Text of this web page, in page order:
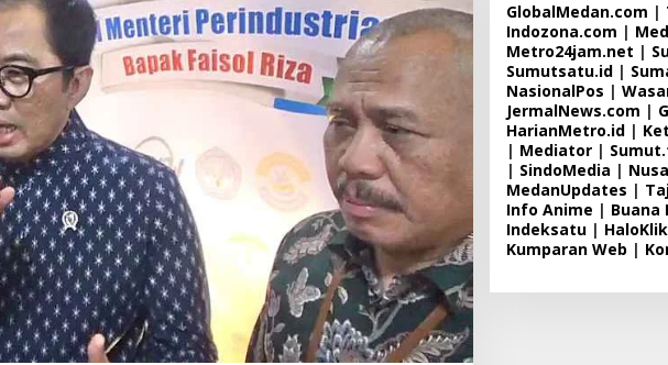
GlobalMedan.com |
Indozona.com |
Metro24jam.net |
Sumutsatu.id|
NasionalPos |
JermalNews.com |
HarianMetro.id|
| Mediator|
| SindoMedia |
MedanUpdates |
Info Anime | Buana
Indeksatu|
Kumparan Web |